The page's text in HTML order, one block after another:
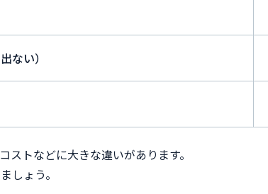
ない）
トなどに大きな違いがあります。
しょう。